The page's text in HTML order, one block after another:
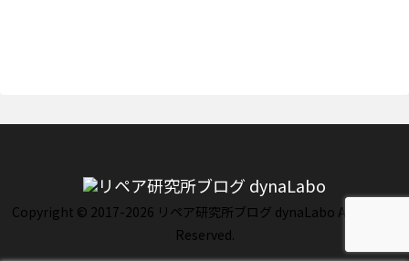
Copyright © 2017-2026 リペア研究所ブログ dynaLabo All Rights
Reserved.